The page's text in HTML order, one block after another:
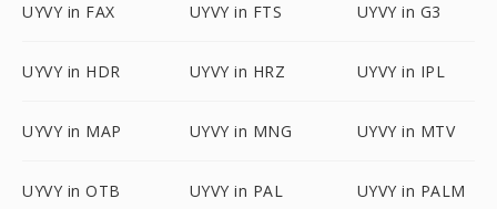
UYVY in FAX UYVY in FTS UYVY in G3
UYVY in HDR UYVY in HRZ UYVY in IPL
UYVY in MAP UYVY in MNG UYVY in MTV
UYVY in OTB UYVY in PAL UYVY in PALM